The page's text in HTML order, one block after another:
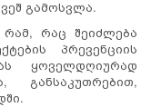
გამოსვლა.
რაც შეიძლება
პრევენციის
ყოველდღიურად
განსაკუთრებით,